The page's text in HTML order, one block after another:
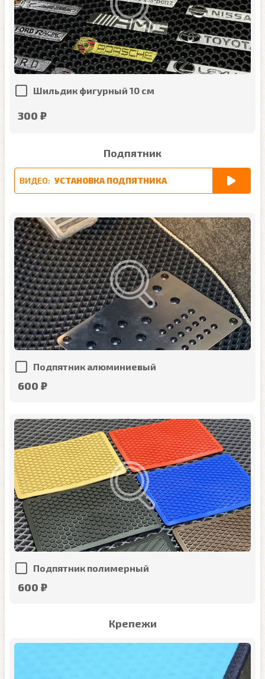
Шильдик фигурный 10 см
300 ₽
Подпятник
ВИДЕО: УСТАНОВКА ПОДПЯТНИКА
Подпятник алюминиевый
600 ₽
Подпятник полимерный
600 ₽
Крепежи